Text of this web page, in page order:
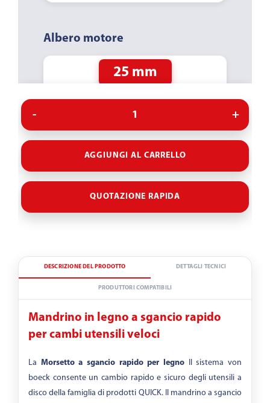
Albero motore
25 mm
Senso di rotazione
SINISTRORSA DESTRORSA
AGGIUNGI AL CARRELLO
QUOTAZIONE RAPIDA
DESCRIZIONE DEL PRODOTTO DETTAGLI TECNICI
PRODUTTORI COMPATIBILI
Mandrino in legno a sgancio rapido
per cambi utensili veloci
La Morsetto a sgancio rapido per legno Il sistema von
boeck consente un cambio rapido e sicuro degli utensili a
disco della famiglia di prodotti QUICK. Il mandrino a sgancio